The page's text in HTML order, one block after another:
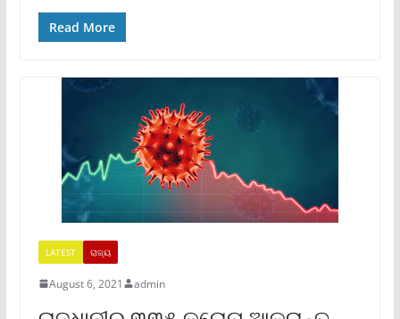
Read More
LATEST ରାଜ୍ୟ
August 6, 2021 admin